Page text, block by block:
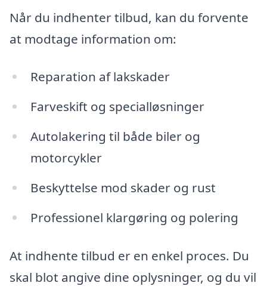
Når du indhenter tilbud, kan du forvente
at modtage information om:
Reparation af lakskader
Farveskift og specialløsninger
Autolakering til både biler og
motorcykler
Beskyttelse mod skader og rust
Professionel klargøring og polering
At indhente tilbud er en enkel proces. Du
skal blot angive dine oplysninger, og du vil